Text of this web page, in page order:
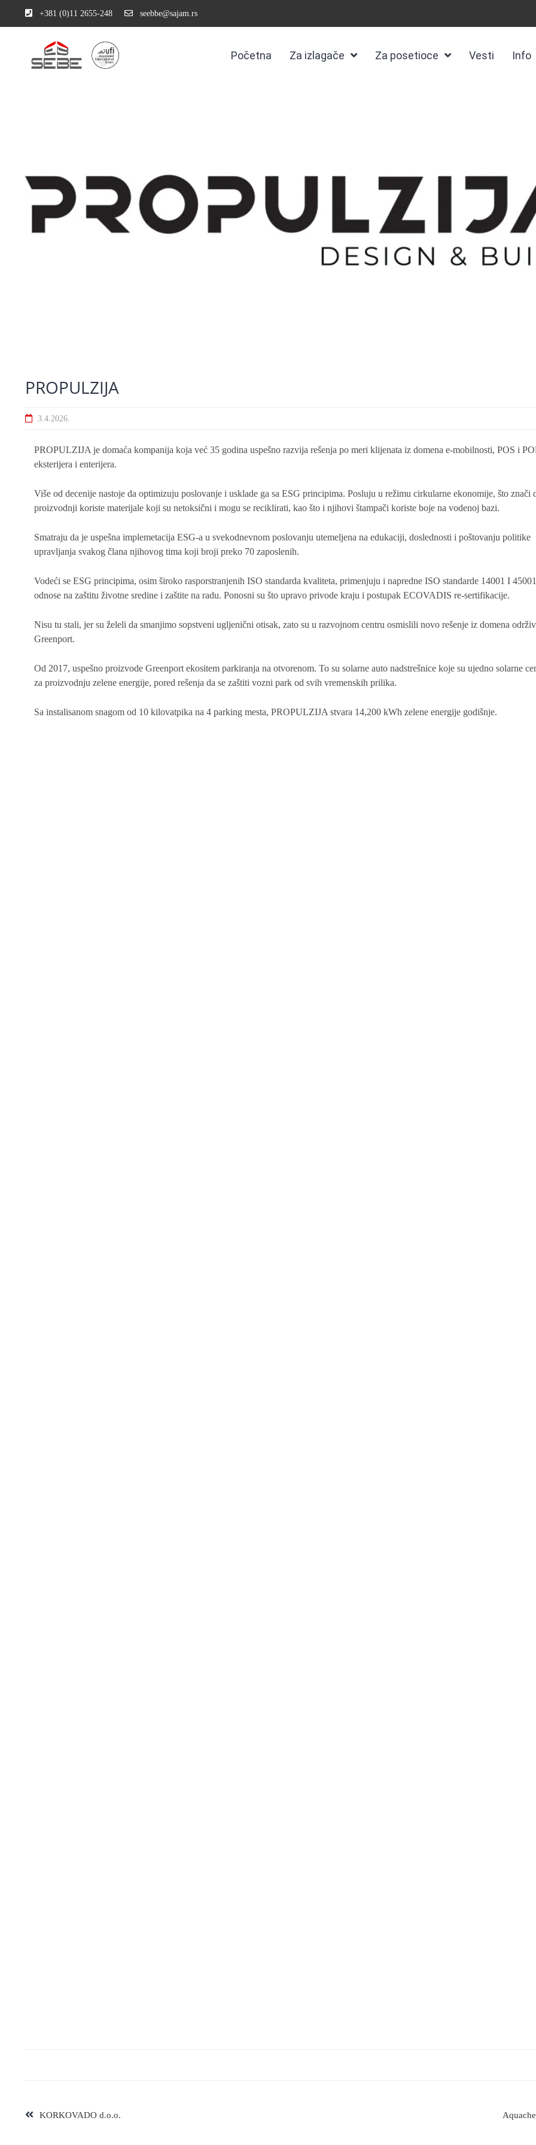
+381 (0)11 2655-248 seebbe@sajam.rs
Početna Za izlagače Za posetioce Vesti Info
PROPULZIJA
3.4.2026.
PROPULZIJA je domaća kompanija koja već 35 godina uspešno razvija rešenja po meri klijenata iz domena e-mobilnosti, POS i
eksterijera i enterijera.
Više od decenije nastoje da optimizuju poslovanje i usklade ga sa ESG principima. Posluju u režimu cirkularne ekonomije, što znači
proizvodnji koriste materijale koji su netoksični i mogu se reciklirati, kao što i njihovi štampači koriste boje na vodenoj bazi.
Smatraju da je uspešna implemetacija ESG-a u svekodnevnom poslovanju utemeljena na edukaciji, doslednosti i poštovanju politike
upravljanja svakog člana njihovog tima koji broji preko 70 zaposlenih.
Vodeći se ESG principima, osim široko rasporstranjenih ISO standarda kvaliteta, primenjuju i napredne ISO standarde 14001 I
odnose na zaštitu životne sredine i zaštite na radu. Ponosni su što upravo privode kraju i postupak ECOVADIS re-sertifikacije.
Nisu tu stali, jer su želeli da smanjimo sopstveni ugljenični otisak, zato su u razvojnom centru osmislili novo rešenje iz domena
Greenport.
Od 2017, uspešno proizvode Greenport ekositem parkiranja na otvorenom. To su solarne auto nadstrešnice koje su ujedno solarne
za proizvodnju zelene energije, pored rešenja da se zaštiti vozni park od svih vremenskih prilika.
Sa instalisanom snagom od 10 kilovatpika na 4 parking mesta, PROPULZIJA stvara 14,200 kWh zelene energije godišnje.
KORKOVADO d.o.o.